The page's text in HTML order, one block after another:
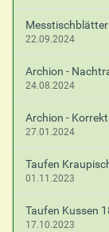
22.09.2024
Archion -
24.08.2024
Archion -
27.01.2024
Taufen
01.11.2023
Taufen Kussen
17.10.2023